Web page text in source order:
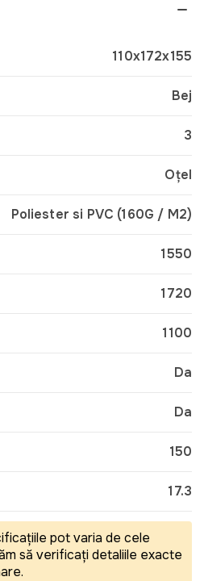
110x172x155
Bej
3
Oțel
Poliester si PVC (160G / M2)
1550
1720
1100
Da
Da
150
17.3
pot varia de cele
să verificați detaliile exacte